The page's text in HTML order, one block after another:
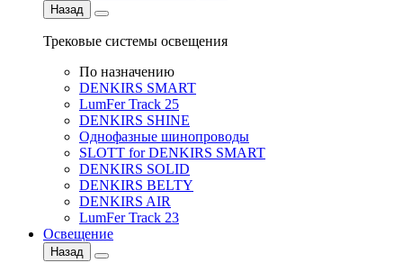
Назад
Трековые системы освещения
По назначению
DENKIRS SMART
LumFer Track 25
DENKIRS SHINE
Однофазные шинопроводы
SLOTT for DENKIRS SMART
DENKIRS SOLID
DENKIRS BELTY
DENKIRS AIR
LumFer Track 23
Освещение
Назад